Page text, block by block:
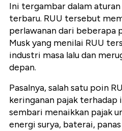
Ini tergambar dalam
terbaru. RUU tersebut
perlawanan dari beberapa
Musk yang menilai RUU
industri masa lalu dan
depan.
Pasalnya, salah satu poin
keringanan pajak terhadap
sembari menaikkan pajak
energi surya, baterai,